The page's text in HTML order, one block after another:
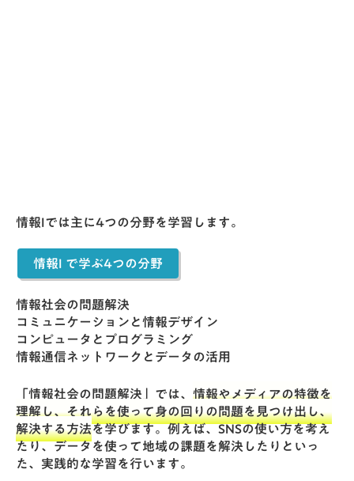
情報Iでは主に4つの分野を学習します。
情報I で学ぶ4つの分野
情報社会の問題解決
コミュニケーションと情報デザイン
コンピュータとプログラミング
情報通信ネットワークとデータの活用
「情報社会の問題解決」では、 情報やメディアの特徴を
理解し、それらを使って身の回りの問題を見つけ出し、
解決する方法を学びます。例えば、SNSの使い方を考え
たり、データを使って地域の課題を解決したりといっ
た、実践的な学習を行います。